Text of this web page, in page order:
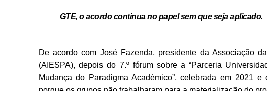
GTE, o acordo continua no papel sem que seja aplicado.
De acordo com José Fazenda, presidente da Associação
(AIESPA), depois do 7.º fórum sobre a “Parceria
Mudança do Paradigma Académico”, celebrada em 2021